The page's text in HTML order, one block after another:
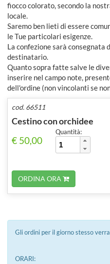
fiocco colorato, secondo la
locale.
Saremo ben lieti di essere
le Tue particolari esigenze.
La confezione sarà
destinatario.
Quanto sopra fatte salve le
inserire nel campo note,
dell'ordine (non vincolanti se
cod. 66511
Cestino con orchidee
€ 50,00
Quantità:
ORDINA ORA
Gli ordini per il giorno stesso
ORARI: